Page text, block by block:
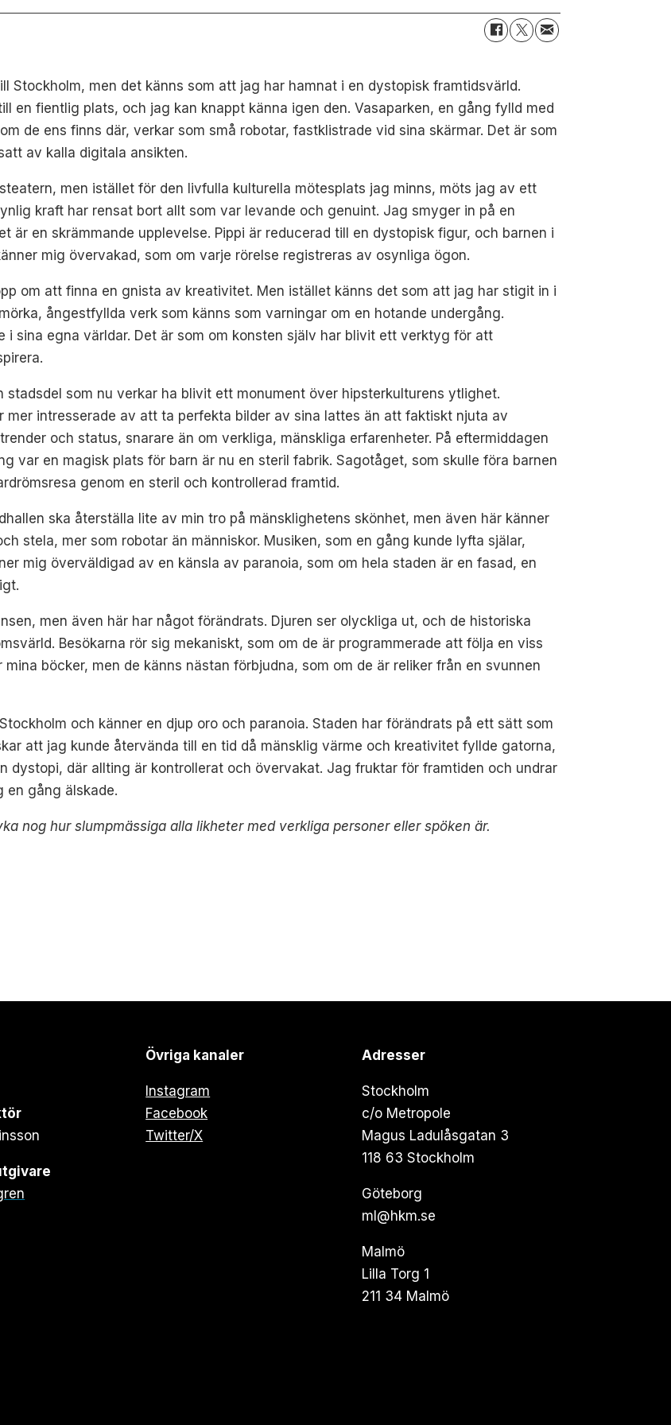
Stockholm, men det känns som att jag har hamnat i en dystopisk framtidsvärld.
en fientlig plats, och jag kan knappt känna igen den. Vasaparken, en gång fylld med
de ens finns där, verkar som små robotar, fastklistrade vid sina skärmar. Det är som
av kalla digitala ansikten.
men istället för den livfulla kulturella mötesplats jag minns, möts jag av ett
kraft har rensat bort allt som var levande och genuint. Jag smyger in på en
är en skrämmande upplevelse. Pippi är reducerad till en dystopisk figur, och barnen i
mig övervakad, som om varje rörelse registreras av osynliga ögon.
om att finna en gnista av kreativitet. Men istället känns det som att jag har stigit in i
ångestfyllda verk som känns som varningar om en hotande undergång.
i sina egna världar. Det är som om konsten själv har blivit ett verktyg för att
som nu verkar ha blivit ett monument över hipsterkulturens ytlighet.
mer intresserade av att ta perfekta bilder av sina lattes än att faktiskt njuta av
och status, snarare än om verkliga, mänskliga erfarenheter. På eftermiddagen
var en magisk plats för barn är nu en steril fabrik. Sagotåget, som skulle föra barnen
genom en steril och kontrollerad framtid.
ska återställa lite av min tro på mänsklighetens skönhet, men även här känner
stela, mer som robotar än människor. Musiken, som en gång kunde lyfta själar,
mig överväldigad av en känsla av paranoia, som om hela staden är en fasad, en
men även här har något förändrats. Djuren ser olyckliga ut, och de historiska
Besökarna rör sig mekaniskt, som om de är programmerade att följa en viss
böcker, men de känns nästan förbjudna, som om de är reliker från en svunnen
och känner en djup oro och paranoia. Staden har förändrats på ett sätt som
att jag kunde återvända till en tid då mänsklig värme och kreativitet fyllde gatorna,
dystopi, där allting är kontrollerat och övervakat. Jag fruktar för framtiden och undrar
en gång älskade.
nog hur slumpmässiga alla likheter med verkliga personer eller spöken är.
Övriga kanaler
Instagram
Facebook
Twitter/X
Adresser
Stockholm
c/o Metropole
Magus Ladulåsgatan 3
118 63 Stockholm
Göteborg
ml@hkm.se
Malmö
Lilla Torg 1
211 34 Malmö